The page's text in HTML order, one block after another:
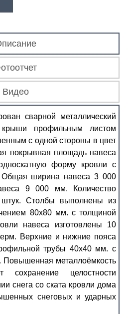
Видео
сварной металлический
профильным листом
с одной стороны в цвет
покрывная площадь навеса
форму кровли с
Общая ширина навеса 3 000
9 000 мм. Количество
Столбы выполнены из
80х80 мм. с толщиной
навеса изготовлены 10
Верхние и нижние пояса
трубы 40х40 мм. с
Повышенная металлоёмкость
сохранение целостности
снега со ската кровли дома
снеговых и ударных